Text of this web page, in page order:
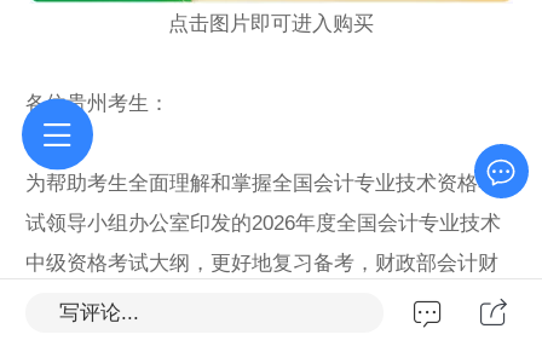
点击图片即可进入购买
各位贵州考生：
为帮助考生全面理解和掌握全国会计专业技术资格考
试领导小组办公室印发的2026年度全国会计专业技术
中级资格考试大纲，更好地复习备考，财政部会计财
务评价中心组织专家按照考试大纲要求，编写了《中
写评论...